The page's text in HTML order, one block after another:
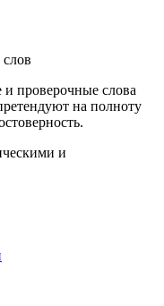
проверочные слова
на полноту
и